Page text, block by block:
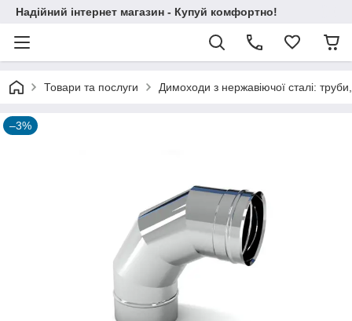
Надійний інтернет магазин - Купуй комфортно!
Товари та послуги Димоходи з нержавіючої сталі:
–3%